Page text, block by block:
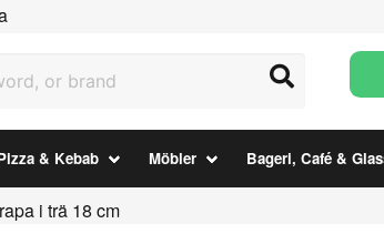
& Kebab Möbler Bageri, Café &
i trä 18 cm